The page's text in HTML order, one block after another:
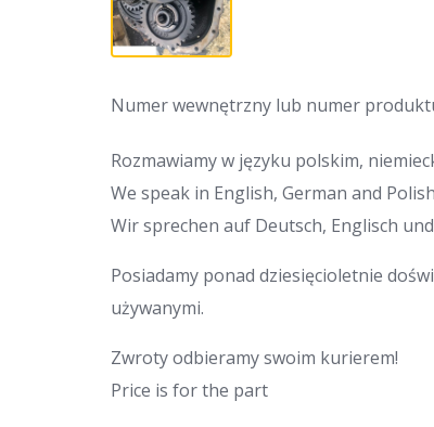
Numer wewnętrzny lub numer
Rozmawiamy w języku polskim,
We speak in English, German and Polish
Wir sprechen auf Deutsch, Englisch
Posiadamy ponad dziesięcioletnie
używanymi.
Zwroty odbieramy swoim kurierem!
Price is for the part